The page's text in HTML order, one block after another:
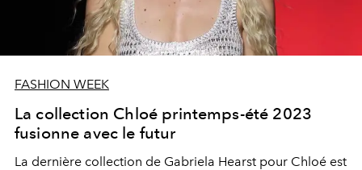
FASHION WEEK
La collection Chloé printemps-été 2023
fusionne avec le futur
La dernière collection de Gabriela Hearst pour Chloé est